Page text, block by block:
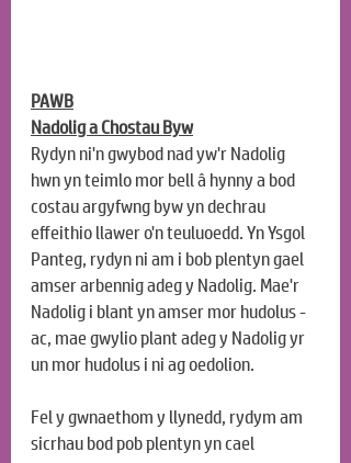
PAWB
Nadolig a Chostau Byw
Rydyn ni'n gwybod nad yw'r Nadolig
hwn yn teimlo mor bell â hynny a bod
costau argyfwng byw yn dechrau
effeithio llawer o'n teuluoedd. Yn Ysgol
Panteg, rydyn ni am i bob plentyn gael
amser arbennig adeg y Nadolig. Mae'r
Nadolig i blant yn amser mor hudolus -
ac, mae gwylio plant adeg y Nadolig yr
un mor hudolus i ni ag oedolion.
Fel y gwnaethom y llynedd, rydym am
sicrhau bod pob plentyn yn cael